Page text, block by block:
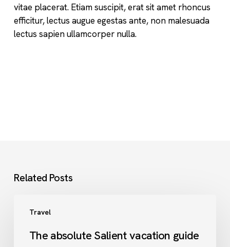
vitae placerat. Etiam suscipit, erat sit amet rhoncus
efficitur, lectus augue egestas ante, non malesuada
lectus sapien ullamcorper nulla.
Related Posts
Travel
absolute
vacation
The absolute Salient vacation guide